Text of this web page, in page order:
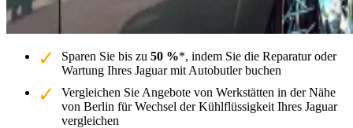
Sparen Sie bis zu 50 %*, indem Sie die Reparatur oder
Wartung Ihres Jaguar mit Autobutler buchen
Vergleichen Sie Angebote von Werkstätten in der Nähe
von Berlin für Wechsel der Kühlflüssigkeit Ihres Jaguar
vergleichen